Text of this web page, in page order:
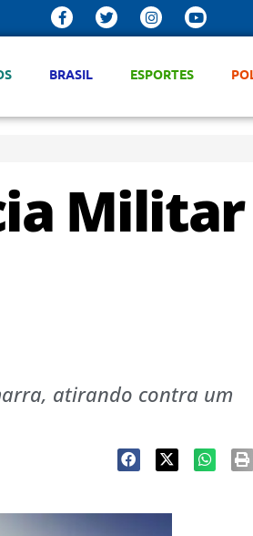
BRASIL ESPORTES
Militar
atirando contra um